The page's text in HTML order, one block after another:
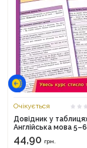
Очікується
Довідник у
Англійська мова
44,90 грн.